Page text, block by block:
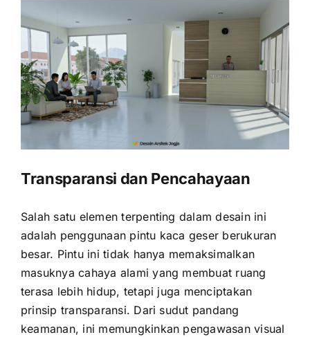
Transparansi dan Pencahayaan
Salah satu elemen terpenting dalam desain ini
adalah penggunaan pintu kaca geser berukuran
besar. Pintu ini tidak hanya memaksimalkan
masuknya cahaya alami yang membuat ruang
terasa lebih hidup, tetapi juga menciptakan
prinsip transparansi. Dari sudut pandang
keamanan, ini memungkinkan pengawasan visual